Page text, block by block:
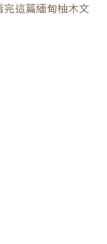
這篇緬甸柚木文